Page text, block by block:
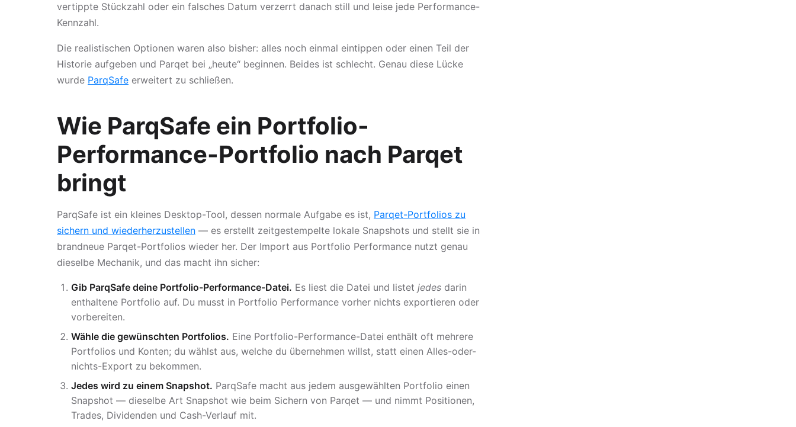
vertippte Stückzahl oder ein falsches Datum verzerrt danach still und leise jede Performance-
Kennzahl.
Die realistischen Optionen waren also bisher: alles noch einmal eintippen oder einen Teil der
Historie aufgeben und Parqet bei „heute“ beginnen. Beides ist schlecht. Genau diese Lücke
wurde ParqSafe erweitert zu schließen.
Wie ParqSafe ein Portfolio-
Performance-Portfolio nach Parqet
bringt
ParqSafe ist ein kleines Desktop-Tool, dessen normale Aufgabe es ist, Parqet-Portfolios zu
sichern und wiederherzustellen — es erstellt zeitgestempelte lokale Snapshots und stellt sie in
brandneue Parqet-Portfolios wieder her. Der Import aus Portfolio Performance nutzt genau
dieselbe Mechanik, und das macht ihn sicher:
Gib ParqSafe deine Portfolio-Performance-Datei. Es liest die Datei und listet jedes darin
enthaltene Portfolio auf. Du musst in Portfolio Performance vorher nichts exportieren oder
vorbereiten.
Wähle die gewünschten Portfolios. Eine Portfolio-Performance-Datei enthält oft mehrere
Portfolios und Konten; du wählst aus, welche du übernehmen willst, statt einen Alles-oder-
nichts-Export zu bekommen.
Jedes wird zu einem Snapshot. ParqSafe macht aus jedem ausgewählten Portfolio einen
Snapshot — dieselbe Art Snapshot wie beim Sichern von Parqet — und nimmt Positionen,
Trades, Dividenden und Cash-Verlauf mit.